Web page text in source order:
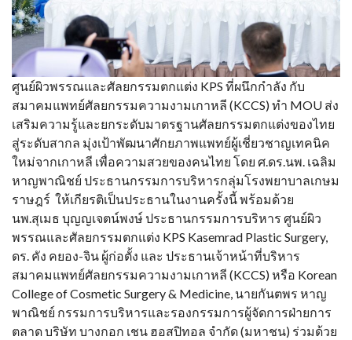
ศูนย์ผิวพรรณและศัลยกรรมตกแต่ง KPS ที่ผนึกกำลัง กับ
สมาคมแพทย์ศัลยกรรมความงามเกาหลี (KCCS) ทำ MOU ส่ง
เสริมความรู้และยกระดับมาตรฐานศัลยกรรมตกแต่งของไทย
สู่ระดับสากล มุ่งเป้าพัฒนาศักยภาพแพทย์ผู้เชี่ยวชาญเทคนิค
ใหม่จากเกาหลี เพื่อความสวยของคนไทย โดย ศ.ดร.นพ. เฉลิม
หาญพาณิชย์ ประธานกรรมการบริหารกลุ่มโรงพยาบาลเกษม
ราษฎร์ ให้เกียรติเป็นประธานในงานครั้งนี้ พร้อมด้วย
นพ.สุเมธ บุญญเจตน์พงษ์ ประธานกรรมการบริหาร ศูนย์ผิว
พรรณและศัลยกรรมตกแต่ง KPS Kasemrad Plastic Surgery,
ดร. คัง คยอง-จิน ผู้ก่อตั้ง และ ประธานเจ้าหน้าที่บริหาร
สมาคมแพทย์ศัลยกรรมความงามเกาหลี (KCCS) หรือ Korean
College of Cosmetic Surgery & Medicine, นายกันตพร หาญ
พาณิชย์ กรรมการบริหารและรองกรรมการผู้จัดการฝ่ายการ
ตลาด บริษัท บางกอก เชน ฮอสปิทอล จำกัด (มหาชน) ร่วมด้วย